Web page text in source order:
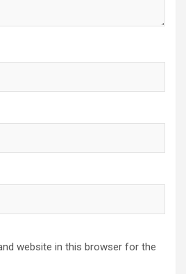
website in this browser for the